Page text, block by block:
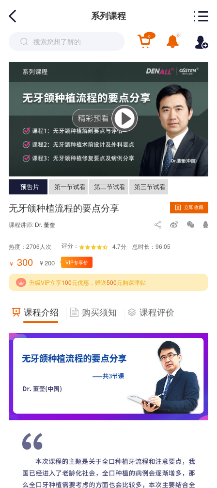
系列课程
0 0
预告片 第一节试看 第二节试看 第三节试看
无牙颌种植流程的要点分享 立即收藏
课程讲师: Dr. 董奎
热度： 2706 人次 评分： 4.7分 总时长：96:05
￥ 300 ￥200 VIP专享价
升级VIP立享100元优惠，赠送500元购课津贴
课程介绍 购买须知 课程评价